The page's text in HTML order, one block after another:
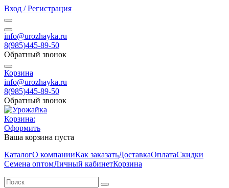
Вход / Регистрация
info@urozhayka.ru
8(985)445-89-50
Обратный звонок
Корзина
info@urozhayka.ru
8(985)445-89-50
Обратный звонок
Корзина:
Оформить
Ваша корзина пуста
КаталогО компанииКак заказатьДоставкаОплатаСкидки
Семена оптомЛичный кабинетКорзина